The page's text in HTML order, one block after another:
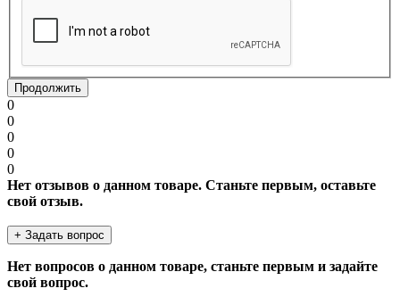
Продолжить
0
0
0
0
0
Нет отзывов о данном товаре. Станьте первым, оставьте
свой отзыв.
+ Задать вопрос
Нет вопросов о данном товаре, станьте первым и задайте
свой вопрос.